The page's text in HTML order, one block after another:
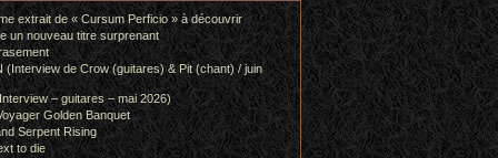
Site Officiel Facebook Officiel Tous nos
(WHERE THE PROMO IS)
oshyrya 2026-06-07 18:13
Lien vers l’interview ICI
WESSIER (WHERE
extrait de « Cursum Perficio » à découvrir
un nouveau titre surprenant
(Interview de Crow (guitares) & Pit (chant) / juin
– guitares – mai 2026)
Golden Banquet
Serpent Rising
to die